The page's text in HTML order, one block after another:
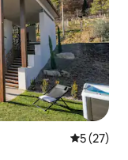
Rating
5 (27)